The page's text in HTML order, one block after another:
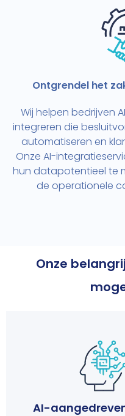
Ontgrendel het
Wij helpen bedrijven
integreren die
automatiseren en
Onze AI-
hun datapotentieel te
de operationele
Onze
AI-